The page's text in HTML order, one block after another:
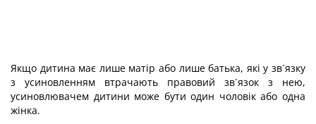
Якщо дитина має лише матір або лише батька, які у зв´язку
з усиновленням втрачають правовий зв´язок з нею,
усиновлювачем дитини може бути один чоловік або одна
жінка.